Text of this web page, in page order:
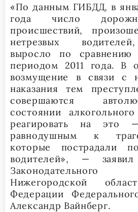
«По данным ГИБДД, в
года число дорожно-
происшествий,
нетрезвых
выросло по сравнению
периодом 2011 года. В
возмущение в связи с
наказания тем
совершаются
состоянии
реагировать на это
равнодушным к
которые пострадали
водителей», — заявил
Нижегородской
Федерации
Александр Вайнберг.